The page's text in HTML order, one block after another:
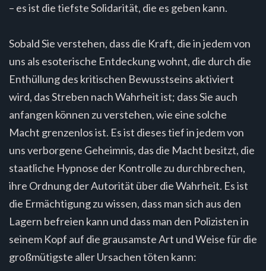
– es ist die tiefste Solidarität, die es geben kann.
Sobald Sie verstehen, dass die Kraft, die in jedem von
uns als esoterische Entdeckung wohnt, die durch die
Enthüllung des kritischen Bewusstseins aktiviert
wird, das Streben nach Wahrheit ist; dass Sie auch
anfangen können zu verstehen, wie eine solche
Macht grenzenlos ist. Es ist dieses tief in jedem von
uns verborgene Geheimnis, das die Macht besitzt, die
staatliche Hypnose der Kontrolle zu durchbrechen,
ihre Ordnung der Autorität über die Wahrheit. Es ist
die Ermächtigung zu wissen, dass man sich aus den
Lagern befreien kann und dass man den Polizisten in
seinem Kopf auf die grausamste Art und Weise für die
großmütigste aller Ursachen töten kann: